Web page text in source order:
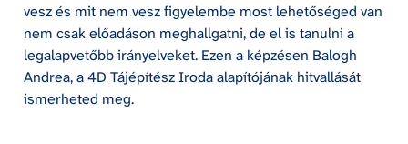
vesz és mit nem vesz figyelembe most lehetőséged van
nem csak előadáson meghallgatni, de el is tanulni a
legalapvetőbb irányelveket. Ezen a képzésen Balogh
Andrea, a 4D Tájépítész Iroda alapítójának hitvallását
ismerheted meg.